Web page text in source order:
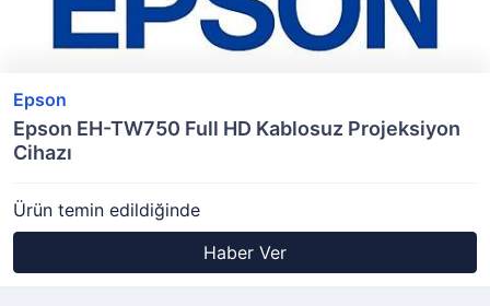
Epson
Epson EH-TW750 Full HD Kablosuz Projeksiyon
Cihazı
Ürün temin edildiğinde
Haber Ver